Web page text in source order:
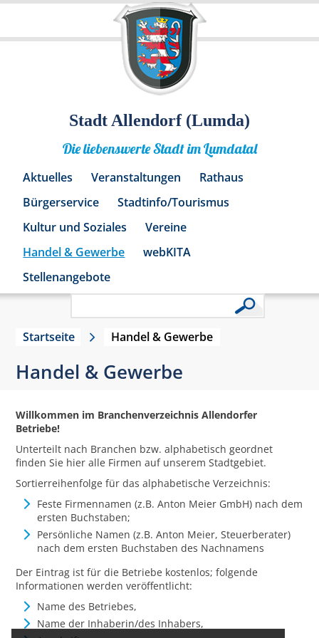
Stadt Allendorf (Lumda)
Die liebenswerte Stadt im Lumdatal
Aktuelles Veranstaltungen
Rathaus
Bürgerservice
Stadtinfo/Tourismus
Kultur und Soziales
Vereine
Handel & Gewerbe
webKITA
Stellenangebote
Startseite Handel & Gewerbe
Handel & Gewerbe
Willkommen im Branchenverzeichnis Allendorfer
Betriebe!
Unterteilt nach Branchen bzw. alphabetisch geordnet
finden Sie hier alle Firmen auf unserem Stadtgebiet.
Sortierreihenfolge für das alphabetische Verzeichnis:
Feste Firmennamen (z.B. Anton Meier GmbH) nach dem
ersten Buchstaben;
Persönliche Namen (z.B. Anton Meier, Steuerberater)
nach dem ersten Buchstaben des Nachnamens
Der Eintrag ist für die Betriebe kostenlos; folgende
Informationen werden veröffentlicht:
Name des Betriebes,
Name der Inhaberin/des Inhabers,